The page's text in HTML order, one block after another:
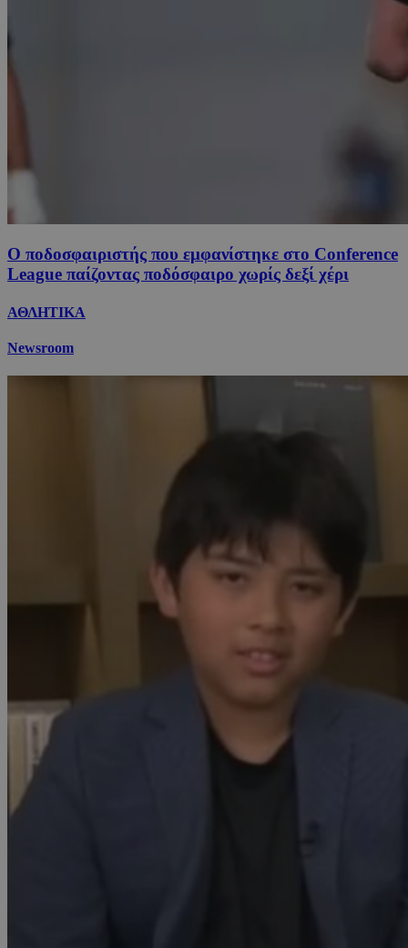
Ο ποδοσφαιριστής που εμφανίστηκε στο Conference
League παίζοντας ποδόσφαιρο χωρίς δεξί χέρι
ΑΘΛΗΤΙΚΑ
Newsroom